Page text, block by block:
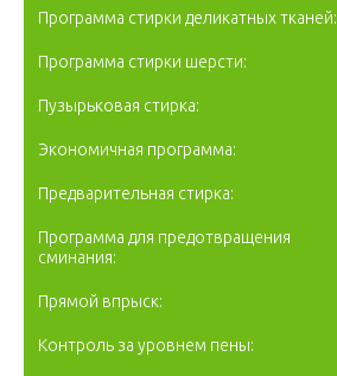
Программа стирки деликатных тканей:
Программа стирки шерсти:
Пузырьковая стирка:
Экономичная программа:
Предварительная стирка:
Программа для предотвращения
сминания:
Прямой впрыск:
Контроль за уровнем пены: